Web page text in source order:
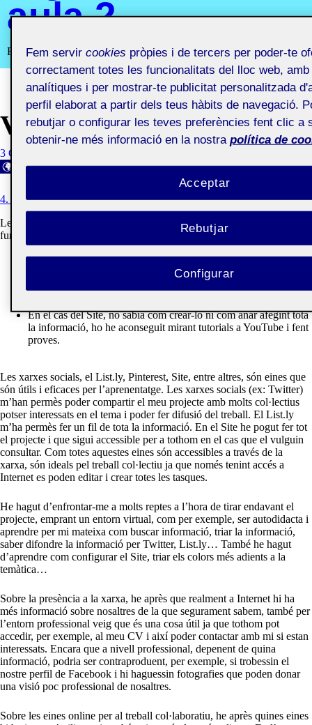
aula 2
Recursos i comunitats digitals aula 2
VALORACIÓ FINAL
3 GENER, 2021
4. TANQUEM EL PROJECTE I EL DIFONEM!
Les solucions que he anat trobant per resoldre les dificultats del
funcionament de les diferents eines són les següents:
tot ni fer un fil amb totes les publicacions, he aconseguit poder
fer-ho intentant testejar totes les opcions fins que ho he
En el cas del Site, no sabia com crear-lo ni com anar afegint tota
la informació, ho he aconseguit mirant tutorials a YouTube i fent
proves.
Les xarxes socials, el List.ly, Pinterest, Site, entre altres, són eines que
són útils i eficaces per l’aprenentatge. Les xarxes socials (ex: Twitter)
m’han permès poder compartir el meu projecte amb molts col·lectius
potser interessats en el tema i poder fer difusió del treball. El List.ly
m’ha permès fer un fil de tota la informació. En el Site he pogut fer tot
el projecte i que sigui accessible per a tothom en el cas que el vulguin
consultar. Com totes aquestes eines són accessibles a través de la
xarxa, són ideals pel treball col·lectiu ja que només tenint accés a
Internet es poden editar i crear totes les tasques.
He hagut d’enfrontar-me a molts reptes a l’hora de tirar endavant el
projecte, emprant un entorn virtual, com per exemple, ser autodidacta i
aprendre per mi mateixa com buscar informació, triar la informació,
saber difondre la informació per Twitter, List.ly… També he hagut
d’aprendre com configurar el Site, triar els colors més adients a la
temàtica…
Sobre la presència a la xarxa, he après que realment a Internet hi ha
més informació sobre nosaltres de la que segurament sabem, també per
l’entorn professional veig que és una cosa útil ja que tothom pot
accedir, per exemple, al meu CV i així poder contactar amb mi si estan
interessats. Encara que a nivell professional, depenent de quina
informació, podria ser contraproduent, per exemple, si trobessin el
nostre perfil de Facebook i hi haguessin fotografies que poden donar
una visió poc professional de nosaltres.
Sobre les eines online per al treball col·laboratiu, he après quines eines
Fem servir cookies pròpies i de tercers per poder-te
correctament totes les funcionalitats del lloc web,
analítiques i per mostrar-te publicitat personalitzada
perfil elaborat a partir dels teus hàbits de navegació.
rebutjar o configurar les teves preferències fent clic a
obtenir-ne més informació en la nostra política de
Rebutjar
Acceptar
Configurar